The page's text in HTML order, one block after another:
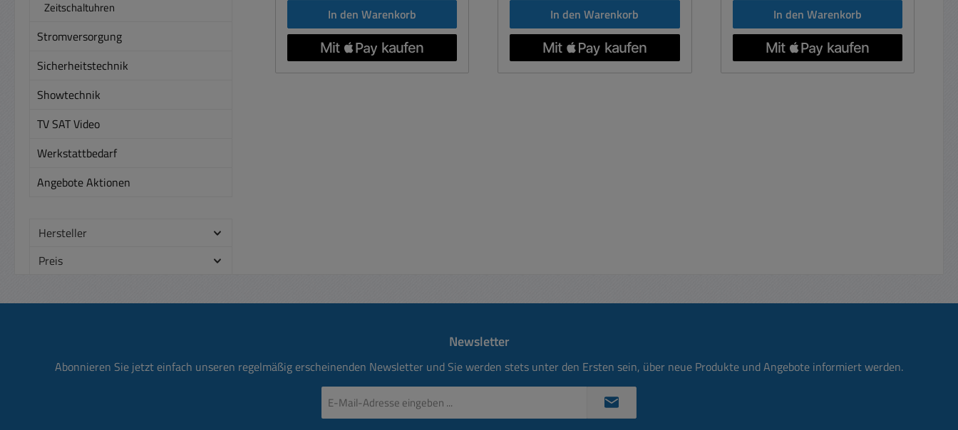
Zeitschaltuhren
Stromversorgung
Sicherheitstechnik
Showtechnik
TV SAT Video
Werkstattbedarf
Angebote Aktionen
Hersteller
Preis
In den Warenkorb In den Warenkorb In den Warenkorb
Newsletter
Abonnieren Sie jetzt einfach unseren regelmäßig erscheinenden Newsletter und Sie werden stets unter den Ersten sein, über neue Produkte und Angebote informiert werden.
Mail-